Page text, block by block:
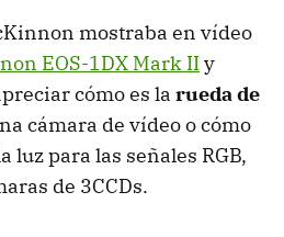
mostraba en vídeo
EOS-1DX Mark IIy
cómo es la rueda de
cámara de vídeo o cómo
luz para las señales RGB,
de 3CCDs.